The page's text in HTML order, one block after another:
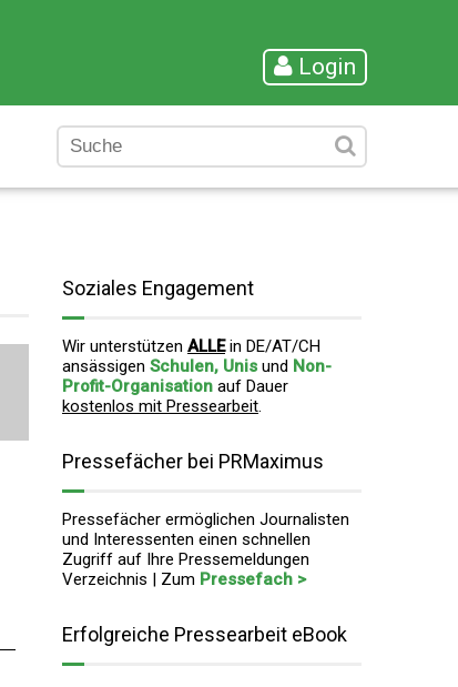
Login
Soziales Engagement
Wir unterstützen ALLEin DE/AT/CH
ansässigen Schulen, Unis und Non-
Profit-Organisation auf Dauer
kostenlos mit Pressearbeit.
Pressefächer bei PRMaximus
Pressefächer ermöglichen Journalisten
und Interessenten einen schnellen
Zugriff auf Ihre Pressemeldungen
Verzeichnis | Zum Pressefach >
Erfolgreiche Pressearbeit eBook